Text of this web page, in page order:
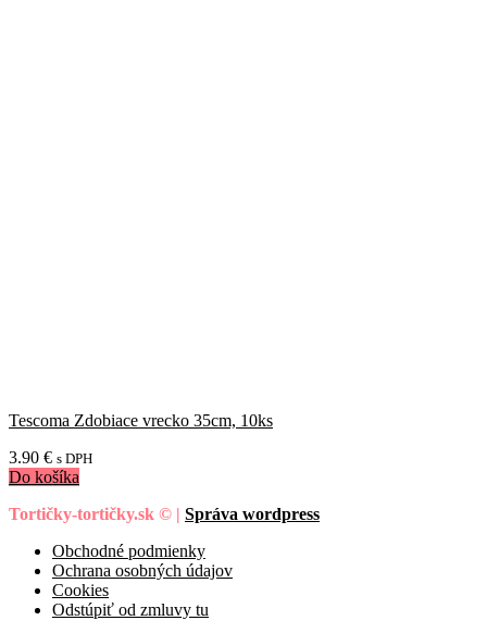
Tescoma Zdobiace vrecko 35cm, 10ks
3.90 € s DPH
Do košíka
Tortičky-tortičky.sk © | Správa wordpress
Obchodné podmienky
Ochrana osobných údajov
Cookies
Odstúpiť od zmluvy tu